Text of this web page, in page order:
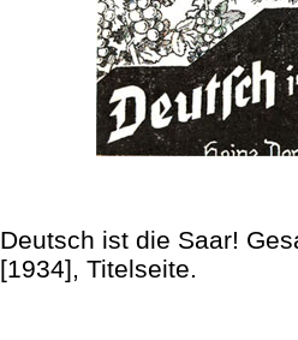
Deutsch ist die Saar!
[1934], Titelseite.